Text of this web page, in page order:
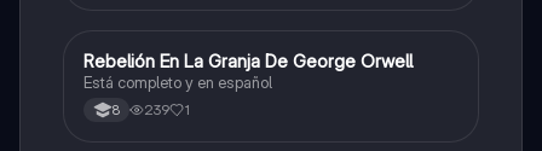
Sociales/Historia
Rebelión En La Granja De George Orwell
Está completo y en español
8 239 1